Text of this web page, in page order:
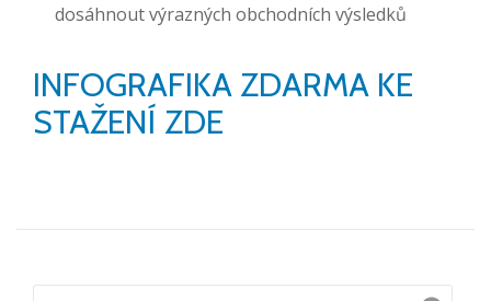
dosáhnout výrazných obchodních výsledků
INFOGRAFIKA ZDARMA KE
STAŽENÍ ZDE